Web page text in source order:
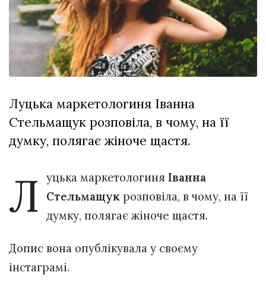
XIX
Спартакіада
VolWe...
29 Липня 2026
576 переглядів
Всі розділи
Лайф
Афіша
ZONE 18+
Політика конфіденційності
Луцька маркетологиня Іванна
Стельмащук розповіла, в чому, на її
думку, полягає жіноче щастя.
Л уцька маркетологиня Іванна
Стельмащук розповіла, в чому, на її
думку, полягає жіноче щастя.
Допис вона опублікувала у своєму
інстаграмі.